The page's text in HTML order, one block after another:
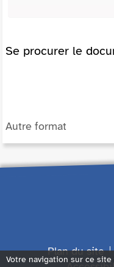
Se procurer le
Autre format
Plan du site
Votre navigation sur ce